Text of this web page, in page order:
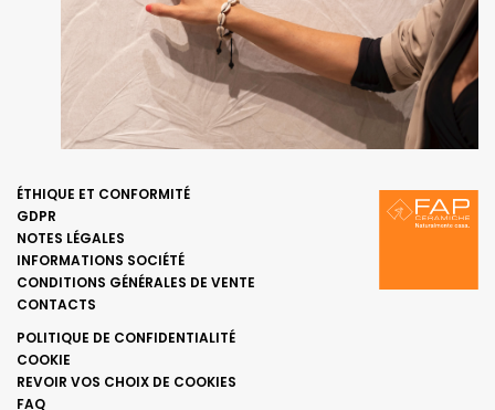
ÉTHIQUE ET CONFORMITÉ
GDPR
NOTES LÉGALES
INFORMATIONS SOCIÉTÉ
CONDITIONS GÉNÉRALES DE VENTE
CONTACTS
POLITIQUE DE CONFIDENTIALITÉ
COOKIE
REVOIR VOS CHOIX DE COOKIES
FAQ